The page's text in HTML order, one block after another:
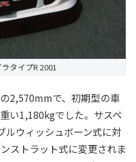
タイプR 2001
2,570mmで、初期型の車
い1,180kgでした。サスペ
ルウィッシュボーン式に対
ストラット式に変更されま